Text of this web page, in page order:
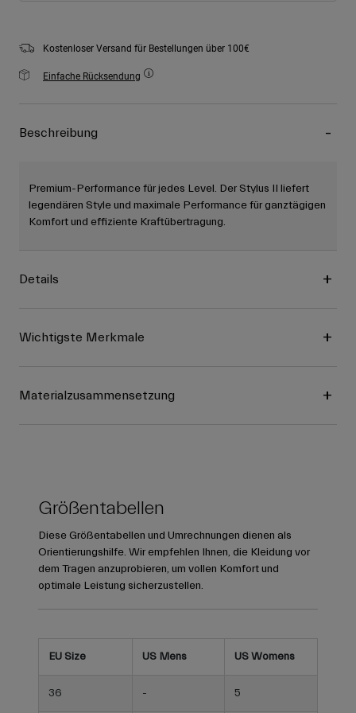
Kostenloser Versand für Bestellungen über 100€
Einfache Rücksendung
Beschreibung
Premium-Performance für jedes Level. Der Stylus II liefert
legendären Style und maximale Performance für ganztägigen
Komfort und effiziente Kraftübertragung.
Details
Wichtigste Merkmale
Materialzusammensetzung
Größentabellen
Diese Größentabellen und Umrechnungen dienen als
Orientierungshilfe. Wir empfehlen Ihnen, die Kleidung vor
dem Tragen anzuprobieren, um vollen Komfort und
optimale Leistung sicherzustellen.
EU Size US Mens US Womens
36 - 5